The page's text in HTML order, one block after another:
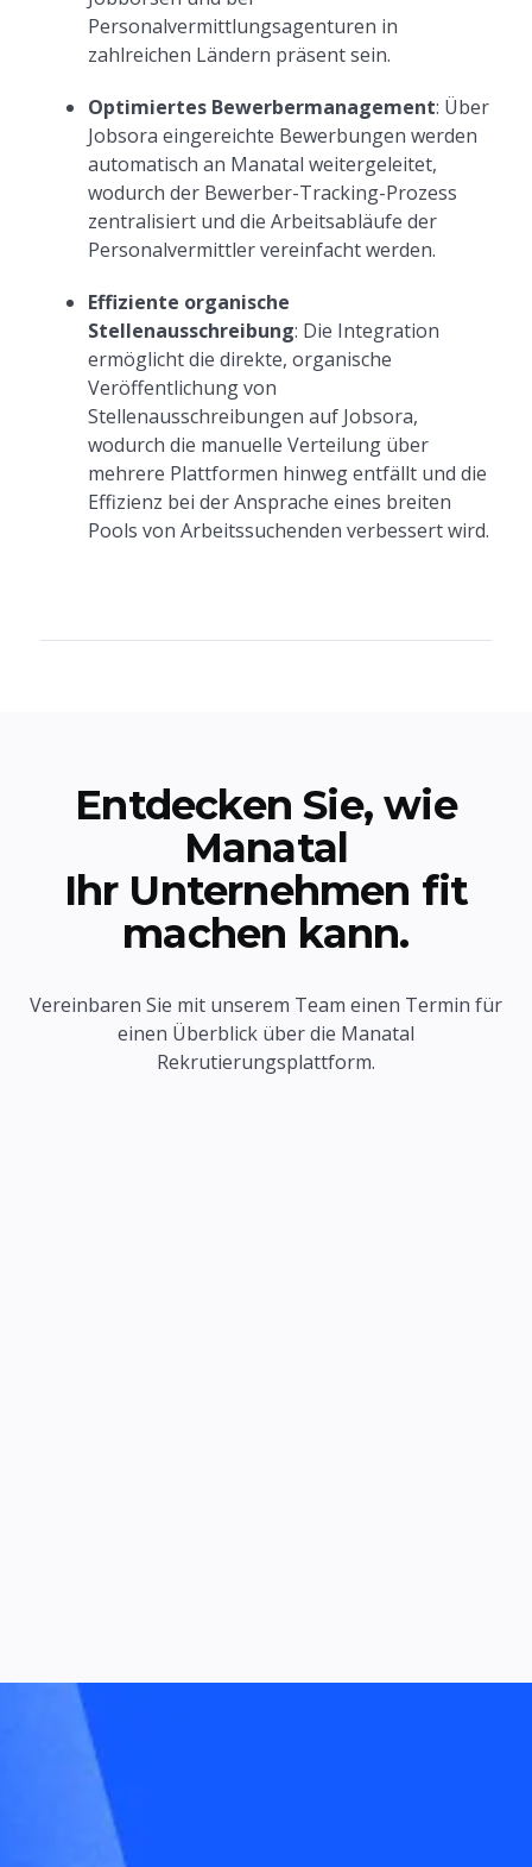
Personalvermittlungsagenturen in
zahlreichen Ländern präsent sein.
Optimiertes Bewerbermanagement: Über
Jobsora eingereichte Bewerbungen werden
automatisch an Manatal weitergeleitet,
wodurch der Bewerber-Tracking-Prozess
zentralisiert und die Arbeitsabläufe der
Personalvermittler vereinfacht werden.
Effiziente organische
Stellenausschreibung: Die Integration
ermöglicht die direkte, organische
Veröffentlichung von
Stellenausschreibungen auf Jobsora,
wodurch die manuelle Verteilung über
mehrere Plattformen hinweg entfällt und die
Effizienz bei der Ansprache eines breiten
Pools von Arbeitssuchenden verbessert wird.
Entdecken Sie, wie
Manatal
Ihr Unternehmen fit
machen kann.
Vereinbaren Sie mit unserem Team einen Termin für
einen Überblick über die Manatal
Rekrutierungsplattform.